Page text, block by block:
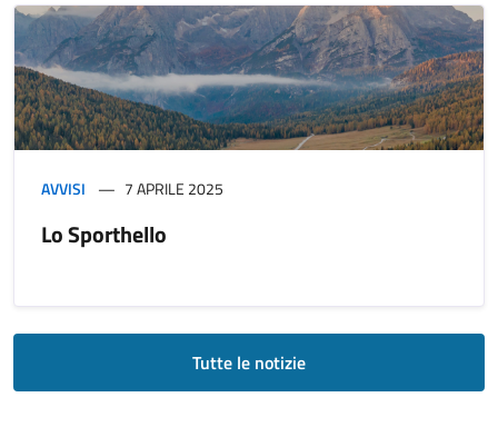
AVVISI 7 APRILE 2025
Lo Sporthello
Tutte le notizie